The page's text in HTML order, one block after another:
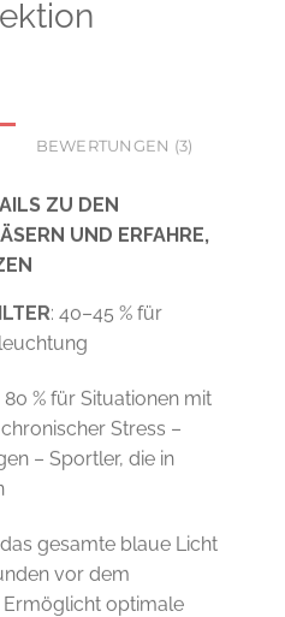
UND ERFAHRE,
Stress –
– Sportler, die in
vor dem
optimale